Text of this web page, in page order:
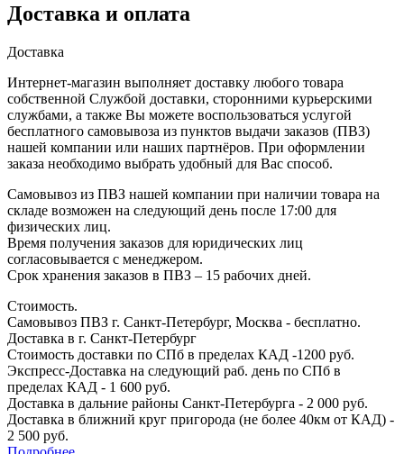
Доставка и оплата
Доставка
Интернет-магазин выполняет доставку любого товара
собственной Службой доставки, сторонними курьерскими
службами, а также Вы можете воспользоваться услугой
бесплатного самовывоза из пунктов выдачи заказов (ПВЗ)
нашей компании или наших партнёров. При оформлении
заказа необходимо выбрать удобный для Вас способ.
Самовывоз из ПВЗ нашей компании при наличии товара на
складе возможен на следующий день после 17:00 для
физических лиц.
Время получения заказов для юридических лиц
согласовывается с менеджером.
Срок хранения заказов в ПВЗ – 15 рабочих дней.
Стоимость.
Самовывоз ПВЗ г. Санкт-Петербург, Москва - бесплатно.
Доставка в г. Санкт-Петербург
Стоимость доставки по СПб в пределах КАД -1200 руб.
Экспресс-Доставка на следующий раб. день по СПб в
пределах КАД - 1 600 руб.
Доставка в дальние районы Санкт-Петербурга - 2 000 руб.
Доставка в ближний круг пригорода (не более 40км от КАД) -
2 500 руб.